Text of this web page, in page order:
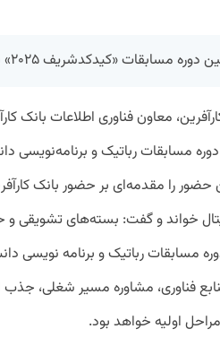
مسابقات «کیدکدشریف ۲۰۲۵» شد.
معاون فناوری اطلاعات بانک
مسابقات رباتیک و برنامه‌نویسی
است، این حضور را مقدمه‌ای بر حضور بانک
خواند و گفت: بسته‌های تشویقی و
مسابقات رباتیک و برنامه نویسی
فناوری، مشاوره مسیر شغلی، جذب
اولیه خواهد بود.